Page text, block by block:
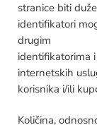
stranice biti
identifikatori
drugim
identifikatorima
internetskih
korisnika i/ili
Količina,